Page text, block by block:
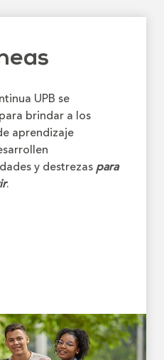
UPB se
brindar a los
aprendizaje
y destrezaspara
.